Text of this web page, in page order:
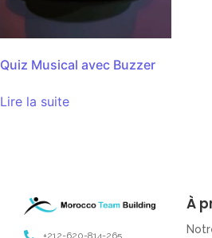
Quiz Musical avec Buzzer
Lire la suite
+212-620-814-265
À